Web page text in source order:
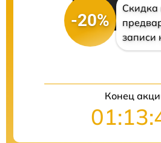
-20%
Скидка
записи
Конец